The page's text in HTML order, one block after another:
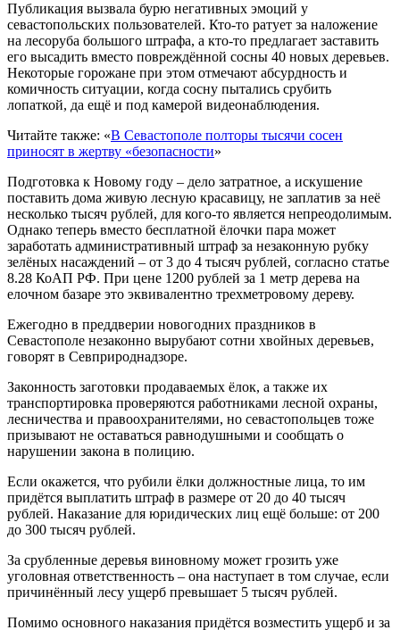
Публикация вызвала бурю негативных эмоций у
севастопольских пользователей. Кто-то ратует за наложение
на лесоруба большого штрафа, а кто-то предлагает заставить
его высадить вместо повреждённой сосны 40 новых деревьев.
Некоторые горожане при этом отмечают абсурдность и
комичность ситуации, когда сосну пытались срубить
лопаткой, да ещё и под камерой видеонаблюдения.
Читайте также: «В Севастополе полторы тысячи сосен
приносят в жертву «безопасности»
Подготовка к Новому году – дело затратное, а искушение
поставить дома живую лесную красавицу, не заплатив за неё
несколько тысяч рублей, для кого-то является непреодолимым.
Однако теперь вместо бесплатной ёлочки пара может
заработать административный штраф за незаконную рубку
зелёных насаждений – от 3 до 4 тысяч рублей, согласно статье
8.28 КоАП РФ. При цене 1200 рублей за 1 метр дерева на
елочном базаре это эквивалентно трехметровому дереву.
Ежегодно в преддверии новогодних праздников в
Севастополе незаконно вырубают сотни хвойных деревьев,
говорят в Севприроднадзоре.
Законность заготовки продаваемых ёлок, а также их
транспортировка проверяются работниками лесной охраны,
лесничества и правоохранителями, но севастопольцев тоже
призывают не оставаться равнодушными и сообщать о
нарушении закона в полицию.
Если окажется, что рубили ёлки должностные лица, то им
придётся выплатить штраф в размере от 20 до 40 тысяч
рублей. Наказание для юридических лиц ещё больше: от 200
до 300 тысяч рублей.
За срубленные деревья виновному может грозить уже
уголовная ответственность – она наступает в том случае, если
причинённый лесу ущерб превышает 5 тысяч рублей.
Помимо основного наказания придётся возместить ущерб и за